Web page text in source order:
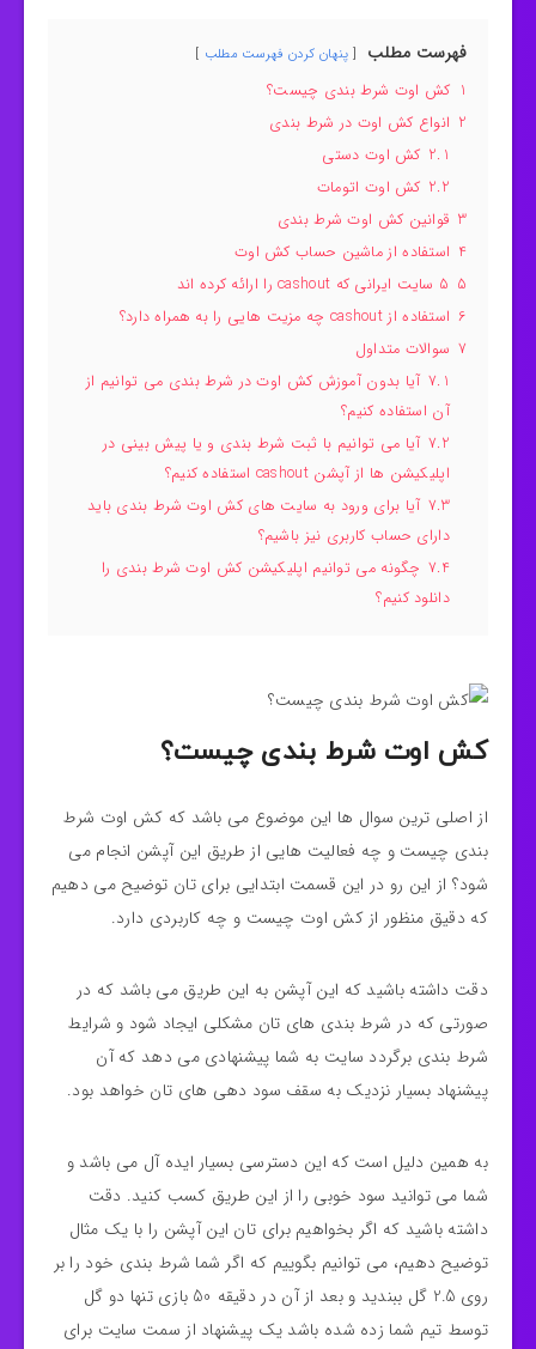
فهرست مطلب پنهان کردن فهرست مطلب
1 کش اوت شرط بندی چیست؟
2 انواع کش اوت در شرط بندی
2.1 کش اوت دستی
2.2 کش اوت اتومات
3 قوانین کش اوت شرط بندی
4 استفاده از ماشین حساب کش اوت
5 5 سایت ایرانی که cashout را ارائه کرده اند
6 استفاده از cashout چه مزیت هایی را به همراه دارد؟
7 سوالات متداول
7.1 آیا بدون آموزش کش اوت در شرط بندی می توانیم از
آن استفاده کنیم؟
7.2 آیا می توانیم با ثبت شرط بندی و یا پیش بینی در
اپلیکیشن ها از آپشن cashout استفاده کنیم؟
7.3 آیا برای ورود به سایت های کش اوت شرط بندی باید
دارای حساب کاربری نیز باشیم؟
7.4 چگونه می توانیم اپلیکیشن کش اوت شرط بندی را
دانلود کنیم؟
کش اوت شرط بندی چیست؟
از اصلی ترین سوال ها این موضوع می باشد که کش اوت شرط
بندی چیست و چه فعالیت هایی از طریق این آپشن انجام می
شود؟ از این رو در این قسمت ابتدایی برای تان توضیح می دهیم
که دقیق منظور از کش اوت چیست و چه کاربردی دارد.
دقت داشته باشید که این آپشن به این طریق می باشد که در
صورتی که در شرط بندی های تان مشکلی ایجاد شود و شرایط
شرط بندی برگردد سایت به شما پیشنهادی می دهد که آن
پیشنهاد بسیار نزدیک به سقف سود دهی های تان خواهد بود.
به همین دلیل است که این دسترسی بسیار ایده آل می باشد و
شما می توانید سود خوبی را از این طریق کسب کنید. دقت
داشته باشید که اگر بخواهیم برای تان این آپشن را با یک مثال
توضیح دهیم، می توانیم بگوییم که اگر شما شرط بندی خود را بر
روی 2.5 گل ببندید و بعد از آن در دقیقه 50 بازی تنها دو گل
توسط تیم شما زده شده باشد یک پیشنهاد از سمت سایت برای